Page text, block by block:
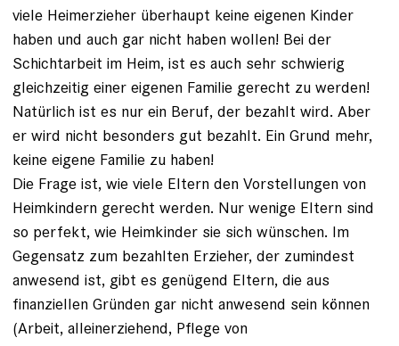
viele Heimerzieher überhaupt keine eigenen Kinder
haben und auch gar nicht haben wollen! Bei der
Schichtarbeit im Heim, ist es auch sehr schwierig
gleichzeitig einer eigenen Familie gerecht zu werden!
Natürlich ist es nur ein Beruf, der bezahlt wird. Aber
er wird nicht besonders gut bezahlt. Ein Grund mehr,
keine eigene Familie zu haben!
Die Frage ist, wie viele Eltern den Vorstellungen von
Heimkindern gerecht werden. Nur wenige Eltern sind
so perfekt, wie Heimkinder sie sich wünschen. Im
Gegensatz zum bezahlten Erzieher, der zumindest
anwesend ist, gibt es genügend Eltern, die aus
finanziellen Gründen gar nicht anwesend sein können
(Arbeit, alleinerziehend, Pflege von